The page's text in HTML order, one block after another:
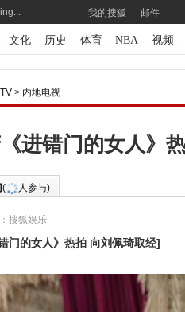
我的搜狐 邮件
- 文化 - 历史 - 体育 - NBA - 视频 -
> 内地电视
进错门的女人》
( 人参与)
搜狐娱乐
门的女人》热拍 向刘佩琦取经]